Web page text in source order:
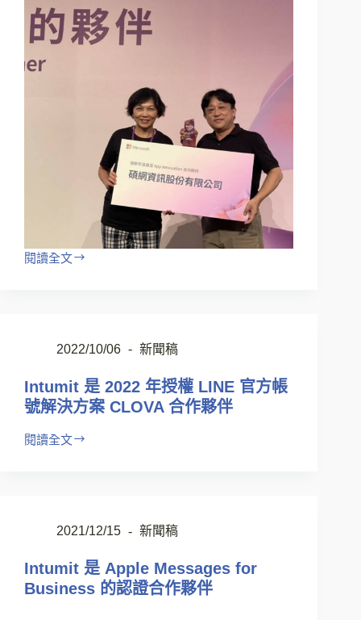
閱讀全文
2022/10/06 新聞稿
Intumit 是 2022 年授權 LINE 官方帳
號解決方案 CLOVA 合作夥伴
閱讀全文
2021/12/15 新聞稿
Intumit 是 Apple Messages for
Business 的認證合作夥伴